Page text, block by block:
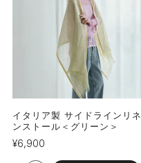
イタリア製 サイドラインリネ
ンストール＜グリーン＞
¥6,900